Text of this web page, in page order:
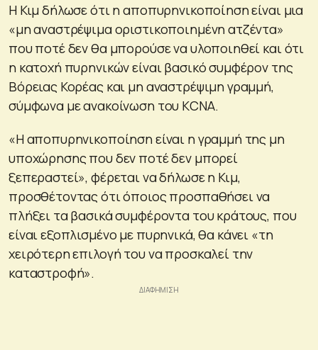
Η Κιμ δήλωσε ότι η αποπυρηνικοποίηση είναι μια
«μη αναστρέψιμα οριστικοποιημένη ατζέντα»
που ποτέ δεν θα μπορούσε να υλοποιηθεί και ότι
η κατοχή πυρηνικών είναι βασικό συμφέρον της
Βόρειας Κορέας και μη αναστρέψιμη γραμμή,
σύμφωνα με ανακοίνωση του KCNA.
«Η αποπυρηνικοποίηση είναι η γραμμή της μη
υποχώρησης που δεν ποτέ δεν μπορεί
ξεπεραστεί», φέρεται να δήλωσε η Κιμ,
προσθέτοντας ότι όποιος προσπαθήσει να
πλήξει τα βασικά συμφέροντα του κράτους, που
είναι εξοπλισμένο με πυρηνικά, θα κάνει «τη
χειρότερη επιλογή του να προσκαλεί την
καταστροφή».